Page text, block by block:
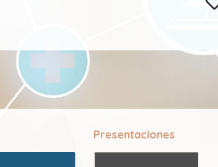
Presentaciones